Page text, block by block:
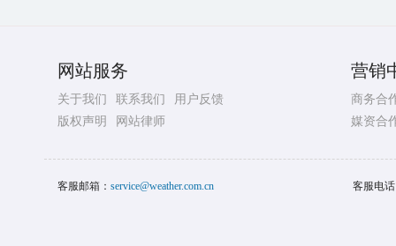
网站服务
关于我们 联系我们
用户反馈
版权声明
网站律师
营销
商务合
媒资合
客服邮箱： service@weather.com.cn 客服电